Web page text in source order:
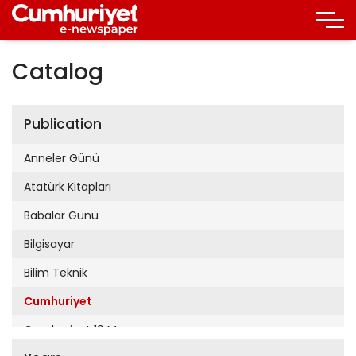
Catalog
Publication
Anneler Günü
Atatürk Kitapları
Babalar Günü
Bilgisayar
Bilim Teknik
Cumhuriyet
Cumhuriyet 19 Mayıs